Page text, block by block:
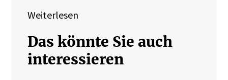
Weiterlesen
Das könnte Sie auch
interessieren